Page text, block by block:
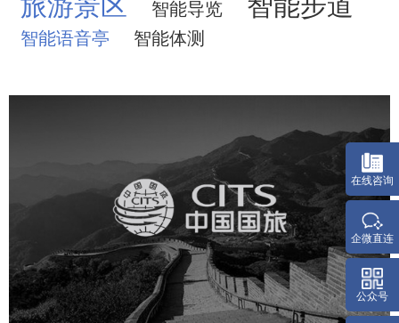
旅游景区 智能导览 智能步道
智能语音亭 智能体测
中国国旅
旅游休闲 电商网站 网站建设